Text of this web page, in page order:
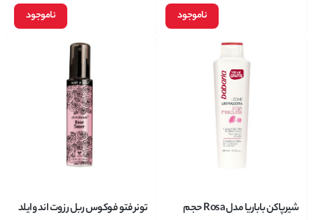
ناموجود ناموجود
شیرپاکن باباریا مدل Rosa حجم
تونر فتو فوکوس ربل رز وت اند وایلد